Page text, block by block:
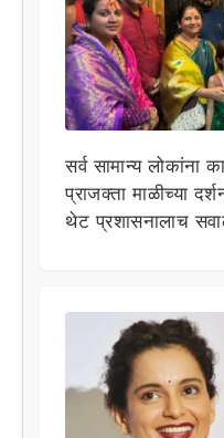
सर्व सामान्य लोकांना
प्राजक्ता माळीच्या
थेट प्रशासनालाच